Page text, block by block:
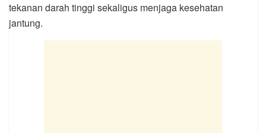
tekanan darah tinggi sekaligus menjaga kesehatan
jantung.